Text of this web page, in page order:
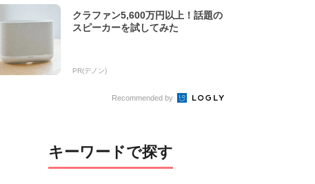
クラファン5,600万円以上！話題の
スピーカーを試してみた
PR(デノン)
Recommended by
キーワードで探す